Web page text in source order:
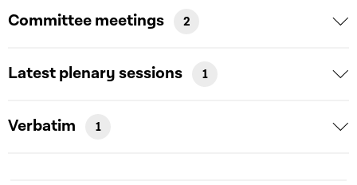
Committee meetings 2
Latest plenary sessions 1
Verbatim 1